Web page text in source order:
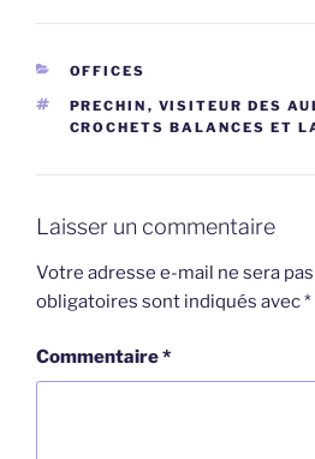
CATÉGORIES
OFFICES
ÉTIQUETTES
PRECHIN , VISITEUR DES
CROCHETS BALANCES ET
Laisser un commentaire
Votre adresse e-mail ne sera
obligatoires sont indiqués avec*
Commentaire*